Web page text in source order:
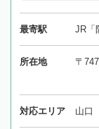
最寄駅 JR「
所在地 〒
対応エリア 山口